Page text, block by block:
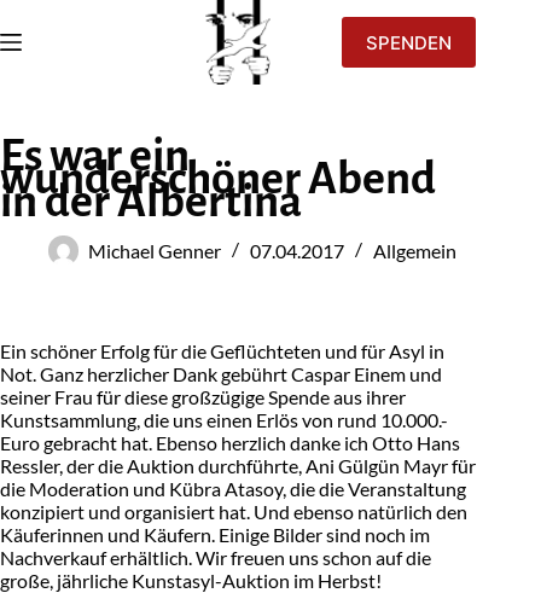
SPENDEN
Es war ein
wunderschöner Abend
in der Albertina
Michael Genner 07.04.2017 Allgemein
Ein schöner Erfolg für die Geflüchteten und für Asyl in
Not. Ganz herzlicher Dank gebührt Caspar Einem und
seiner Frau für diese großzügige Spende aus ihrer
Kunstsammlung, die uns einen Erlös von rund 10.000.-
Euro gebracht hat. Ebenso herzlich danke ich Otto Hans
Ressler, der die Auktion durchführte, Ani Gülgün Mayr für
die Moderation und Kübra Atasoy, die die Veranstaltung
konzipiert und organisiert hat. Und ebenso natürlich den
Käuferinnen und Käufern. Einige Bilder sind noch im
Nachverkauf erhältlich. Wir freuen uns schon auf die
große, jährliche Kunstasyl-Auktion im Herbst!